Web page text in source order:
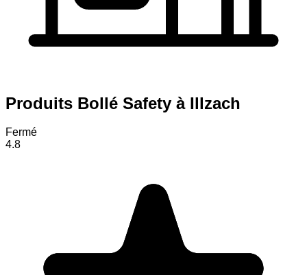
Produits Bollé Safety à Illzach
Fermé
4.8